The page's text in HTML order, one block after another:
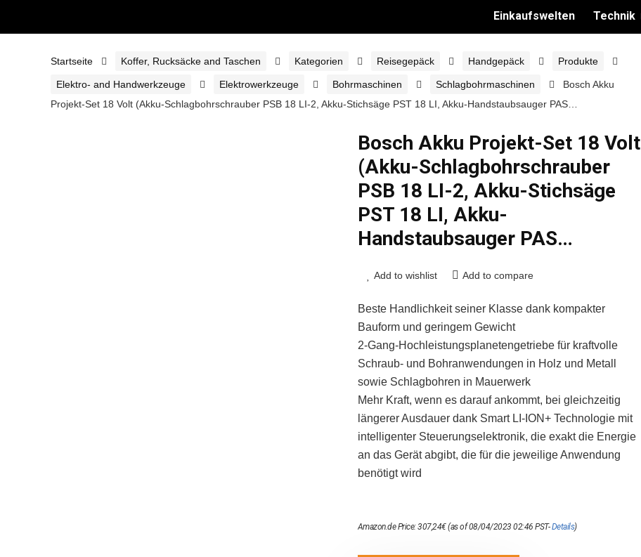
Einkaufswelten Technik
Startseite Koffer, Rucksäcke and Taschen Kategorien Reisegepäck Handgepäck Produkte
Elektro- and Handwerkzeuge Elektrowerkzeuge Bohrmaschinen Schlagbohrmaschinen
Bosch Akku
Projekt-Set 18 Volt (Akku-Schlagbohrschrauber PSB 18 LI-2, Akku-Stichsäge PST 18 LI, Akku-Handstaubsauger PAS…
Bosch Akku Projekt-Set 18 Volt
(Akku-Schlagbohrschrauber
PSB 18 LI-2, Akku-Stichsäge
PST 18 LI, Akku-
Handstaubsauger PAS…
Add to wishlist Add to compare
Beste Handlichkeit seiner Klasse dank kompakter
Bauform und geringem Gewicht
2-Gang-Hochleistungsplanetengetriebe für kraftvolle
Schraub- und Bohranwendungen in Holz und Metall
sowie Schlagbohren in Mauerwerk
Mehr Kraft, wenn es darauf ankommt, bei gleichzeitig
längerer Ausdauer dank Smart LI-ION+ Technologie mit
intelligenter Steuerungselektronik, die exakt die Energie
an das Gerät abgibt, die für die jeweilige Anwendung
benötigt wird
Amazon.de Price:307,24€(as of 08/04/2023 02:46 PST-Details)